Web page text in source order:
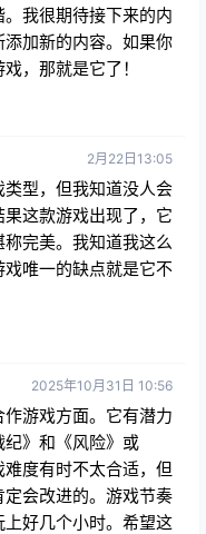
我很期待接下来的内
加新的内容。如果你
，那就是它了！
2月22日13:05
型，但我知道没人会
这款游戏出现了，它
完美。我知道我这么
唯一的缺点就是它不
2025年10月31日 10:56
游戏方面。它有潜力
》和《风险》或
难度有时不太合适，但
会改进的。游戏节奏
好几个小时。希望这